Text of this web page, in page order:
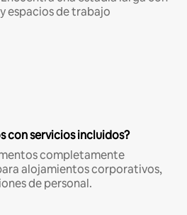
espacios de trabajo
con servicios incluidos?
completamente
alojamientos corporativos,
de personal.